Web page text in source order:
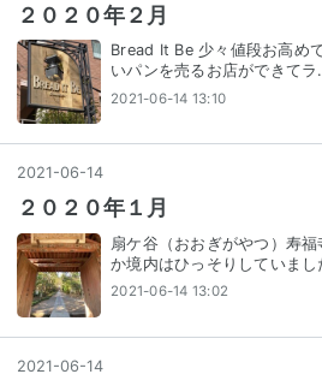
２０２０年２月
Bread It Be 少々値段お高め
いパンを売るお店ができて
2021-06-14 13:10
2021 -06-14
２０２０年１月
扇ケ谷（おおぎがやつ）寿
か境内はひっそりしていま
2021-06-14 13:02
2021 -06-14